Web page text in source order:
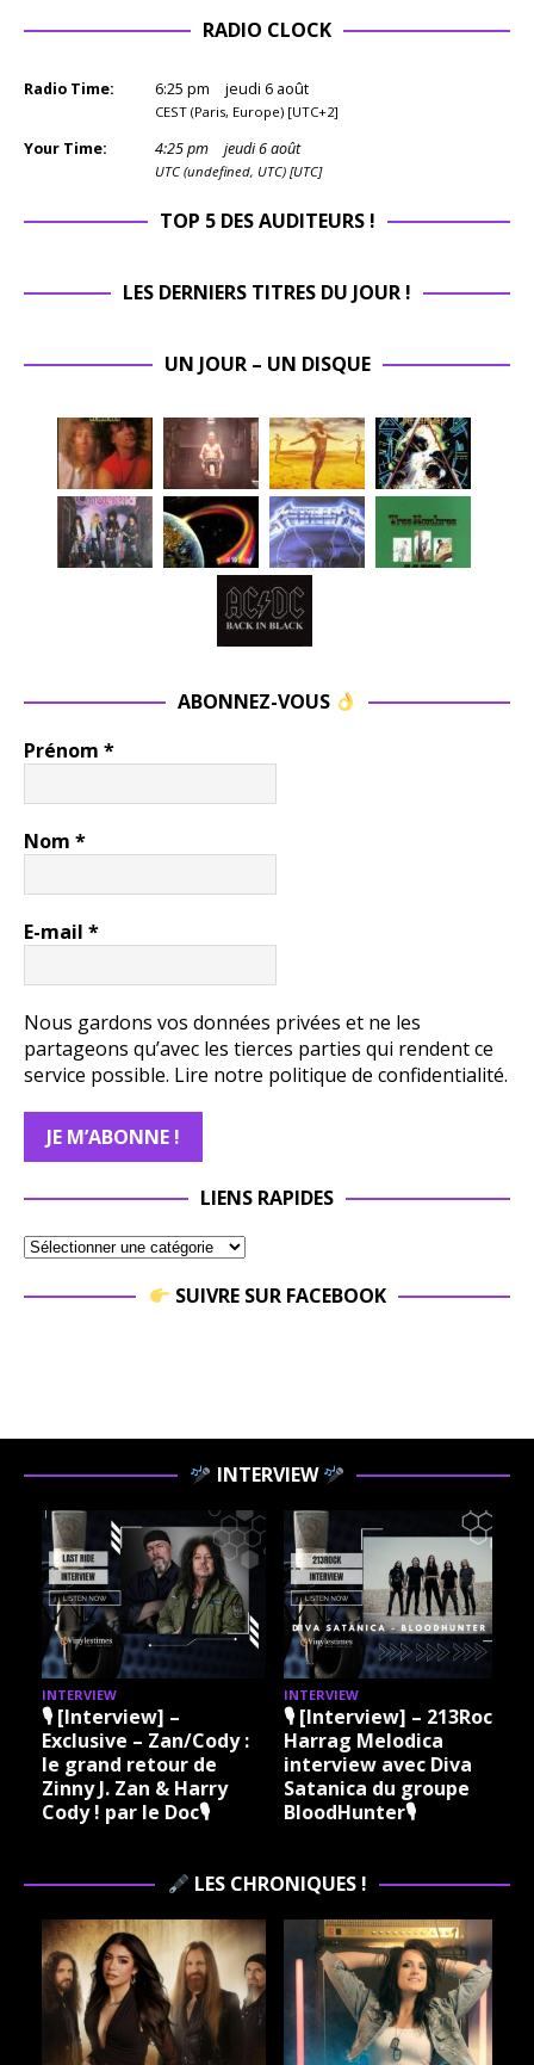
RADIO CLOCK
Radio Time: 6:25 pm jeudi 6 août
CEST (Paris, Europe) [UTC+2]
Your Time: 4:25pm jeudi 6 août
UTC (undefined, UTC) [UTC]
TOP 5 DES AUDITEURS !
LES DERNIERS TITRES DU JOUR !
UN JOUR – UN DISQUE
ABONNEZ-VOUS
Prénom *
Nom *
E-mail *
Nous gardons vos données privées et ne les
partageons qu’avec les tierces parties qui rendent ce
service possible. Lire notre politique de confidentialité.
LIENS RAPIDES
SUIVRE SUR FACEBOOK
INTERVIEW
INTERVIEW
🎙 [Interview] –
Exclusive – Zan/Cody :
le grand retour de
Zinny J. Zan & Harry
Cody ! par le Doc🎙
INTERVIEW
🎙 [Interview] – 213Rock
Harrag Melodica
interview avec Diva
Satanica du groupe
BloodHunter🎙
LES CHRONIQUES !